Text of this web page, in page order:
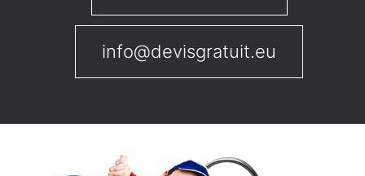
info@devisgratuit.eu